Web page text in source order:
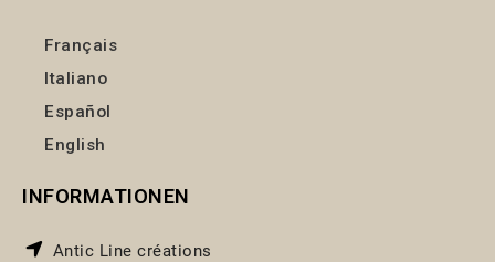
Français
Italiano
Español
English
INFORMATIONEN
Antic Line créations